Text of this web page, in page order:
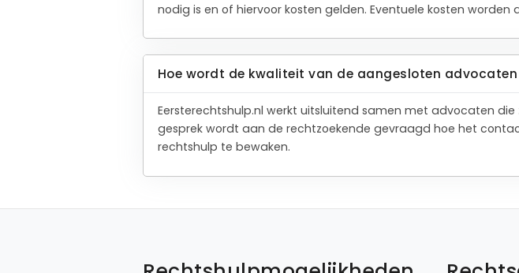
nodig is en of hiervoor kosten gelden. Eventuele kosten
Hoe wordt de kwaliteit van de aangesloten
Eersterechtshulp.nl werkt uitsluitend samen met advocaten
gesprek wordt aan de rechtzoekende gevraagd hoe het
rechtshulp te bewaken.